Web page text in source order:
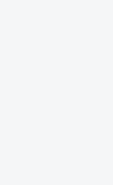
Après de multiples
final la solution de
Pro by CA : la
Agricole pour